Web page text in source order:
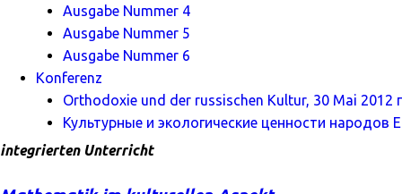
Ausgabe Nummer 4
Ausgabe Nummer 5
Ausgabe Nummer 6
Konferenz
Orthodoxie und der russischen Kultur, 30 Mai 2012
Культурные и экологические ценности народов
integrierten Unterricht